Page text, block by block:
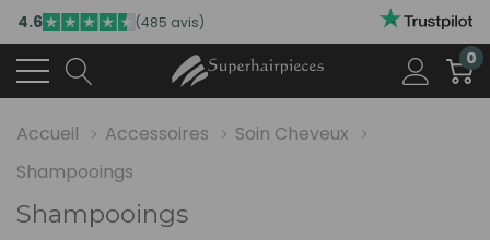
4.6 (485 avis)
0
Accueil Accessoires
Soin Cheveux
Shampooings
Shampooings